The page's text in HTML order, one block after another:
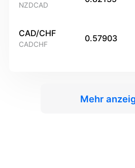
NZDCAD
CAD/CHF
CADCHF
0.57903
Mehr